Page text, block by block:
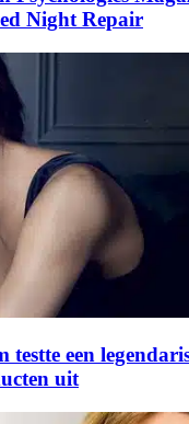
Night Repair
testte een
uit